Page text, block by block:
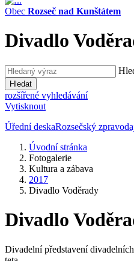
Obec Rozseč nad Kunštátem
Divadlo
Hledat
rozšířené vyhledávání
Vytisknout
Úřední deskaRozsečský
Úvodní stránka
Fotogalerie
Kultura a zábava
2017
Divadlo Voděrady
Divadlo
Divadelní představení